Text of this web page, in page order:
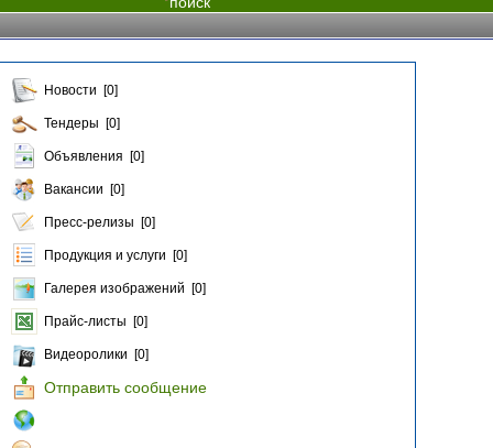
Новости [0]
Тендеры [0]
Объявления [0]
Вакансии [0]
Пресс-релизы [0]
Продукция и услуги [0]
Галерея изображений [0]
Прайс-листы [0]
Видеоролики [0]
Отправить сообщение